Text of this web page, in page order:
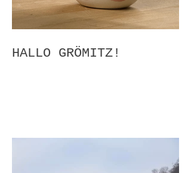
HALLO GRÖMITZ!